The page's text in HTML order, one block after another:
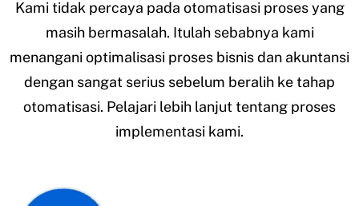
Kami tidak percaya pada otomatisasi proses yang
masih bermasalah. Itulah sebabnya kami
menangani optimalisasi proses bisnis dan akuntansi
dengan sangat serius sebelum beralih ke tahap
otomatisasi. Pelajari lebih lanjut tentang proses
implementasi kami.